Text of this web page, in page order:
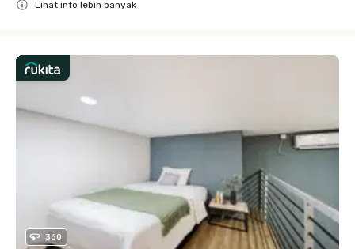
Lihat info lebih banyak
360